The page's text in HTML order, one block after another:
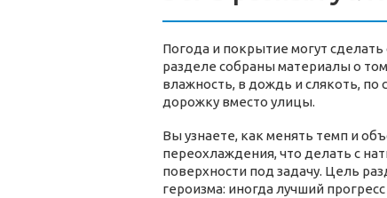
Погода и покрытие могут
разделе собраны материалы о
влажность, в дождь и слякоть, по
дорожку вместо улицы.
Вы узнаете, как менять темп и
переохлаждения, что делать с
поверхности под задачу. Цель
героизма: иногда лучший